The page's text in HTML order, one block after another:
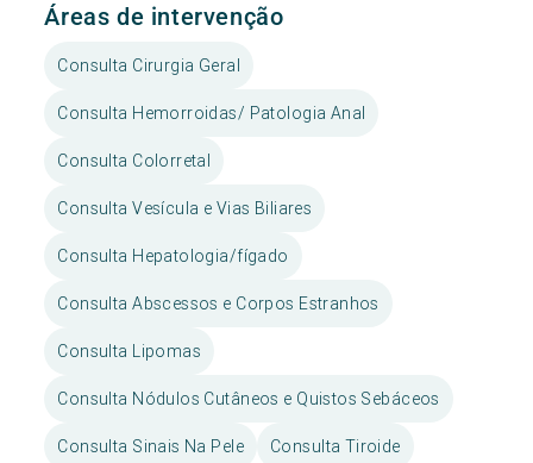
Áreas de intervenção
Consulta Cirurgia Geral
Consulta Hemorroidas/ Patologia Anal
Consulta Colorretal
Consulta Vesícula e Vias Biliares
Consulta Hepatologia/fígado
Consulta Abscessos e Corpos Estranhos
Consulta Lipomas
Consulta Nódulos Cutâneos e Quistos Sebáceos
Consulta Sinais Na Pele Consulta Tiroide